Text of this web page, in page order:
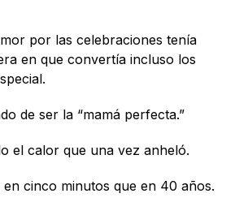
por las celebraciones tenía
en que convertía incluso los
de ser la “mamá perfecta.”
el calor que una vez anheló.
en cinco minutos que en 40 años.